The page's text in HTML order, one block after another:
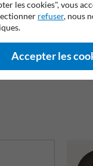
les cookies", vous
refuser, nous
Accepter les